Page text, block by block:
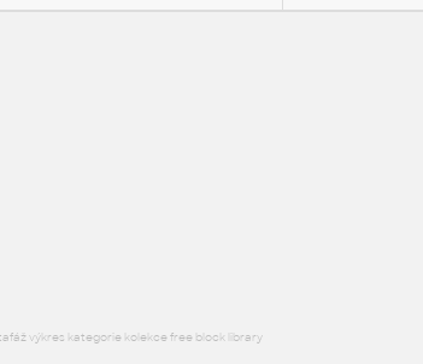
výkres kategorie kolekce free block library